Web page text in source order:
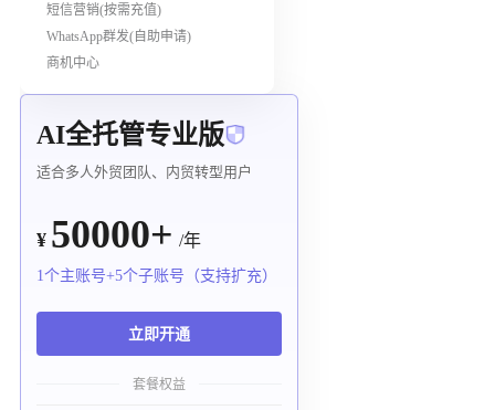
短信营销(按需充值)
WhatsApp群发(自助申请)
商机中心
AI全托管专业版
适合多人外贸团队、内贸转型用户
¥ 50000+ /年
1个主账号+5个子账号（支持扩充）
立即开通
套餐权益